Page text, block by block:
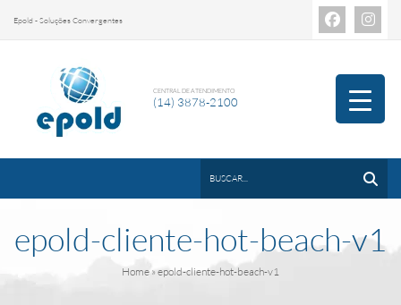
Epold - Soluções Convergentes
CENTRAL DE ATENDIMENTO
(14) 3878-2100
epold-cliente-hot-beach-v1
Home » epold-cliente-hot-beach-v1